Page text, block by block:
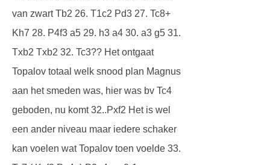
van zwart Tb2 26. T1c2 Pd3 27. Tc8+
Kh7 28. P4f3 a5 29. h3 a4 30. a3 g5 31.
Txb2 Txb2 32. Tc3?? Het ontgaat
Topalov totaal welk snood plan Magnus
aan het smeden was, hier was bv Tc4
geboden, nu komt 32..Pxf2 Het is wel
een ander niveau maar iedere schaker
kan voelen wat Topalov toen voelde 33.